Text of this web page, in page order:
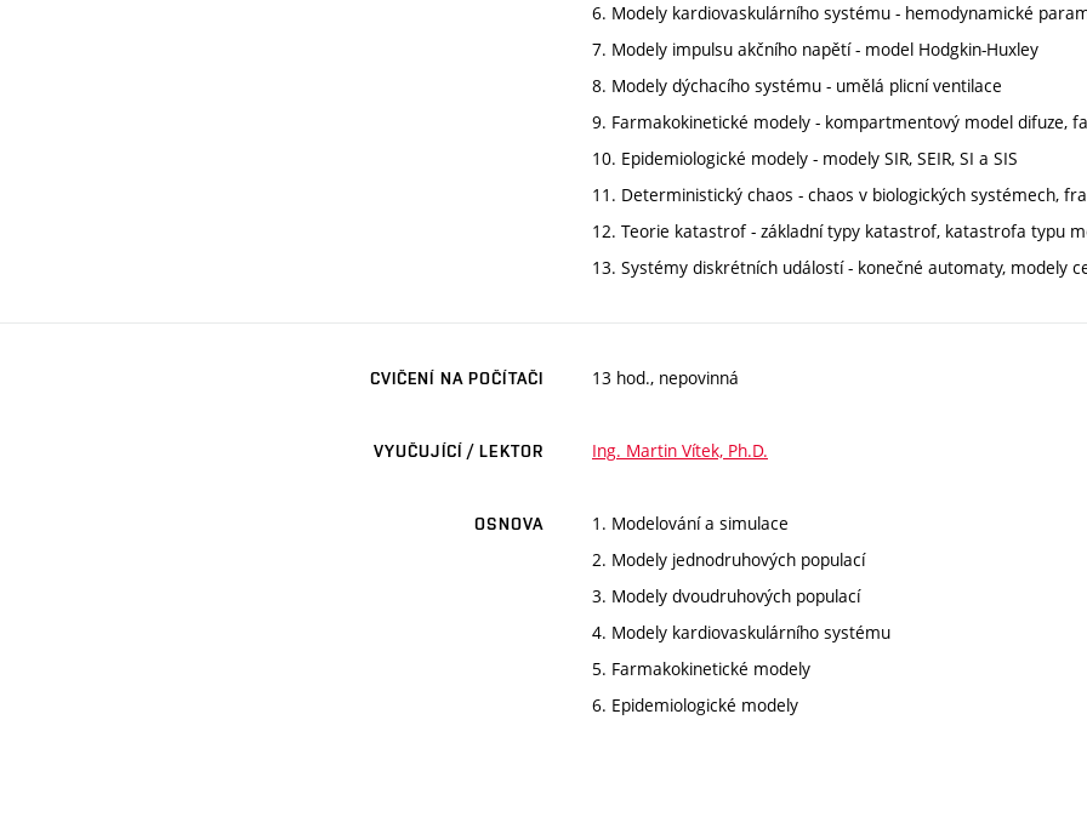
6. Modely kardiovaskulárního systému - hemodynamické
7. Modely impulsu akčního napětí - model Hodgkin-Huxley
8. Modely dýchacího systému - umělá plicní ventilace
9. Farmakokinetické modely - kompartmentový model difuze,
10. Epidemiologické modely - modely SIR, SEIR, SI a SIS
11. Deterministický chaos - chaos v biologických systémech,
12. Teorie katastrof - základní typy katastrof, katastrofa typu
13. Systémy diskrétních událostí - konečné automaty, modely
CVIČENÍ NA POČÍTAČI 13 hod., nepovinná
VYUČUJÍCÍ / LEKTOR Ing. Martin Vítek, Ph.D.
OSNOVA
1. Modelování a simulace
2. Modely jednodruhových populací
3. Modely dvoudruhových populací
4. Modely kardiovaskulárního systému
5. Farmakokinetické modely
6. Epidemiologické modely